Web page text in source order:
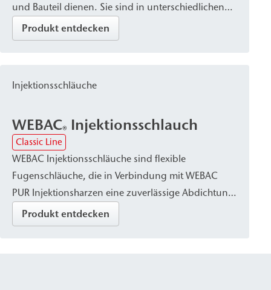
und Bauteil dienen. Sie sind in unterschiedlichen
Ausführungen – etwa als Bohrpacker oder
Klebepacker – erhältlich, abhängig von der Art des
Befestigung im Bauteil sowie durch hohe Druck-
Aluminiumvariante) aus.
Produkt entdecken
Injektionsschläuche
WEBAC® Injektionsschlauch
Classic Line
WEBAC Injektionsschläuche sind flexible
Fugenschläuche, die in Verbindung mit WEBAC
PUR Injektionsharzen eine zuverlässige Abdichtung
ermöglichen. Sie werden zur Abdichtung von
Arbeitsfugen im Betonbau und zum Herstellen
Produkt entdecken